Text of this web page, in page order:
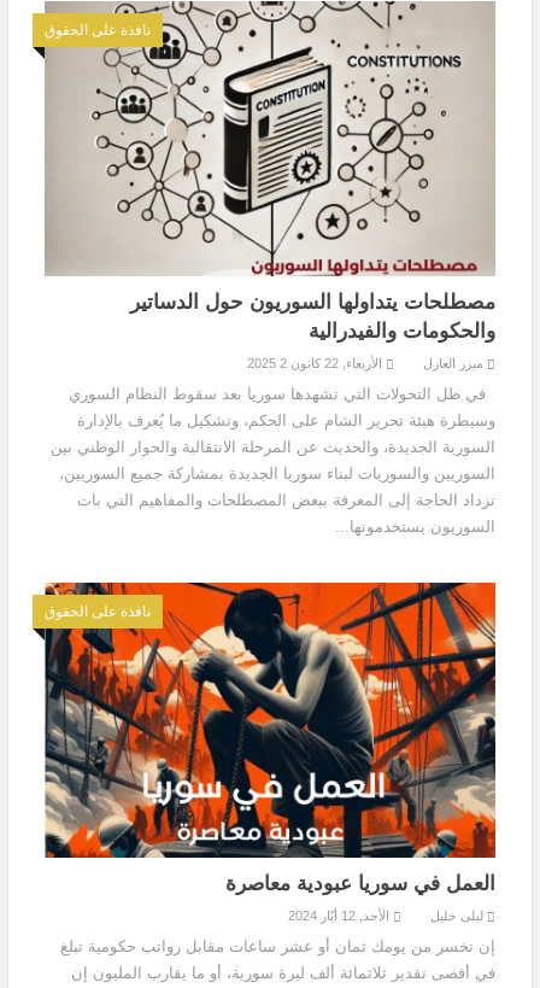
نافذة على الحقوق
مصطلحات يتداولها السوريون حول الدساتير
والحكومات والفيدرالية
ميزر العازل الأربعاء, 22 كانون 2 2025
في ظل التحولات التي تشهدها سوريا بعد سقوط النظام السوري
وسيطرة هيئة تحرير الشام على الحكم، وتشكيل ما يُعرف بالإدارة
السورية الجديدة، والحديث عن المرحلة الانتقالية والحوار الوطني بين
السوريين والسوريات لبناء سوريا الجديدة بمشاركة جميع السوريين،
تزداد الحاجة إلى المعرفة ببعض المصطلحات والمفاهيم التي بات
السوريون يستخدمونها...
نافذة على الحقوق
العمل في سوريا عبودية معاصرة
ليلى خليل الأحد, 12 أيّار 2024
إن تخسر من يومك ثمان أو عشر ساعات مقابل رواتب حكومية تبلغ
في أقصى تقدير ثلاثمائة ألف ليرة سورية، أو ما يقارب المليون إن